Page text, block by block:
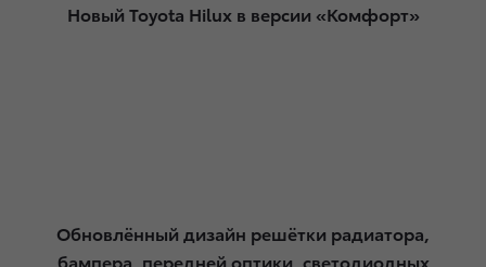
Новый Toyota Hilux в версии «Комфорт»
Обновлённый дизайн решётки радиатора,
бампера, передней оптики, светодиодных